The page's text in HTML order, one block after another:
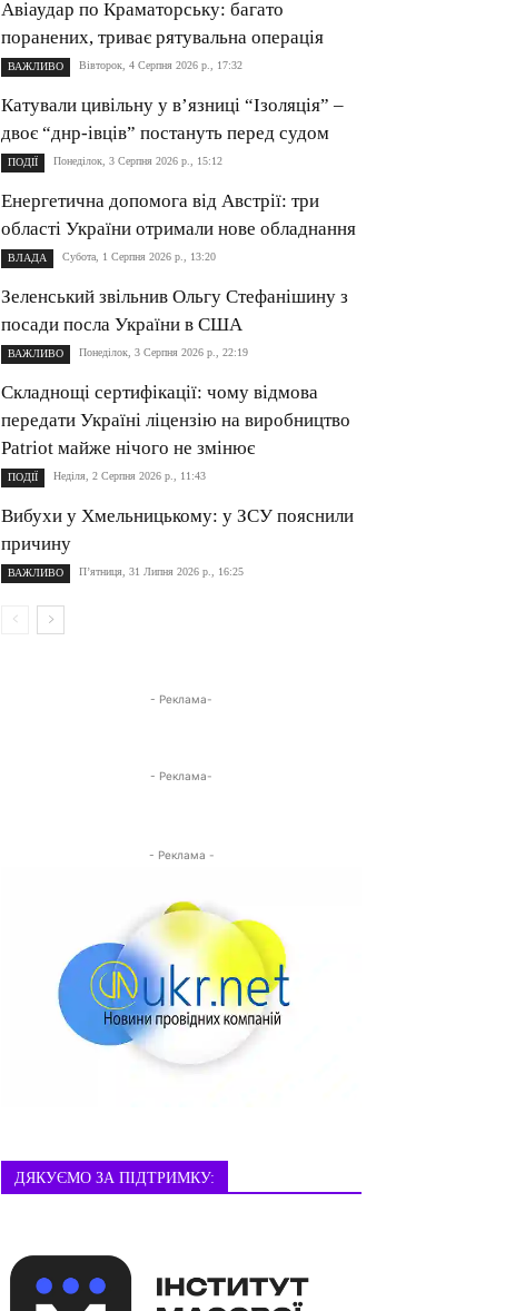
Авіаудар по Краматорську: багато
поранених, триває рятувальна операція
ВАЖЛИВО Вівторок, 4 Серпня 2026 р., 17:32
Катували цивільну у в’язниці “Ізоляція” –
двоє “днр-івців” постануть перед судом
ПОДІЇ Понеділок, 3 Серпня 2026 р., 15:12
Енергетична допомога від Австрії: три
області України отримали нове обладнання
ВЛАДА Субота, 1 Серпня 2026 р., 13:20
Зеленський звільнив Ольгу Стефанішину з
посади посла України в США
ВАЖЛИВО Понеділок, 3 Серпня 2026 р., 22:19
Складнощі сертифікації: чому відмова
передати Україні ліцензію на виробництво
Patriot майже нічого не змінює
ПОДІЇ Неділя, 2 Серпня 2026 р., 11:43
Вибухи у Хмельницькому: у ЗСУ пояснили
причину
ВАЖЛИВО П’ятниця, 31 Липня 2026 р., 16:25
- Реклама-
- Реклама-
- Реклама -
ДЯКУЄМО ЗА ПІДТРИМКУ: